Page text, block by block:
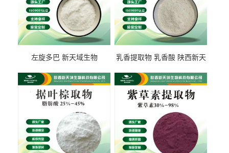
左旋多巴 新天域生物
乳香提取物 乳香酸 陕西新天